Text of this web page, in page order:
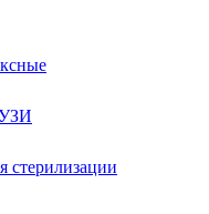
стерилизации